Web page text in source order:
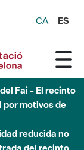
CA ES
Fai - El recinto
por motivos de
reducida no
del recinto